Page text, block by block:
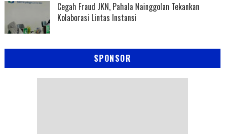
Cegah Fraud JKN, Pahala Nainggolan Tekankan
Kolaborasi Lintas Instansi
SPONSOR